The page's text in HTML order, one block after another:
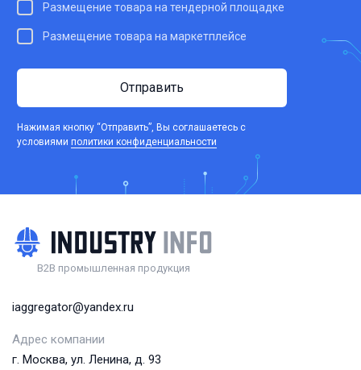
Размещение товара на тендерной площадке
Размещение товара на маркетплейсе
Отправить
Нажимая кнопку “Отправить”, Вы соглашаетесь c
условиями политики конфиденциальности
B2B промышленная продукция
iaggregator@yandex.ru
Адрес компании
г. Москва, ул. Ленина, д. 93